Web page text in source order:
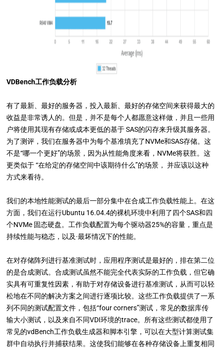
VDBench工作负载分析
有了最新、最好的服务器，投入最新、最好的存储空间来获得最大的
收益是非常诱人的。但是，并不是每个人都愿意这样做，并且一些用
户将使用其现有存储或成本更低的基于 SAS的闪存来升级其服务器。
为了测评，我们在服务器中为每个基准填充了NVMe和SAS存储。这
不是“哪一个更好”的场景，因为从性能角度来看，NVMe将获胜。这
更类似于 “在给定的存储空间中该期待什么”的场景， 并应该以这种
方式来看待。
我们的本地性能测试的最后一部分集中在合成工作负载性能上。在这
方面，我们在运行Ubuntu 16.04.4的裸机环境中利用了四个SAS和四
个NVMe 固态硬盘。工作负载配置为每个驱动器25%的容量，重点是
持续性能与稳态，以及·最坏情况下的性能。
在对存储阵列进行基准测试时，应用程序测试是最好的，排在第二位
的是合成测试。合成测试虽然不能完全代表实际的工作负载，但它确
实具有可重复性因素，有助于对存储设备进行基准测试，从而可以轻
松地在不同的解决方案之间进行逐项比较。这些工作负载提供了一系
列不同的测试配置文件，包括“four corners”测试，常见的数据库传
输大小测试，以及来自不同VDI环境的trace。所有这些测试都使用了
常见的vdBench工作负载生成器和脚本引擎，可以在大型计算测试集
群中自动执行并捕获结果。这使我们能够在各种存储设备上重复相同